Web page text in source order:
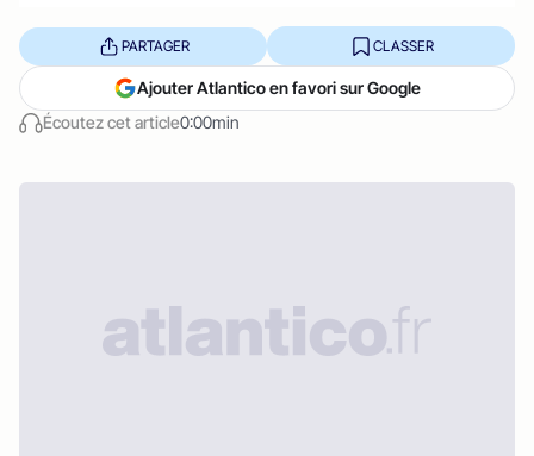
Écoutez cet article0:00min
PARTAGER CLASSER
Ajouter Atlantico en favori sur Google